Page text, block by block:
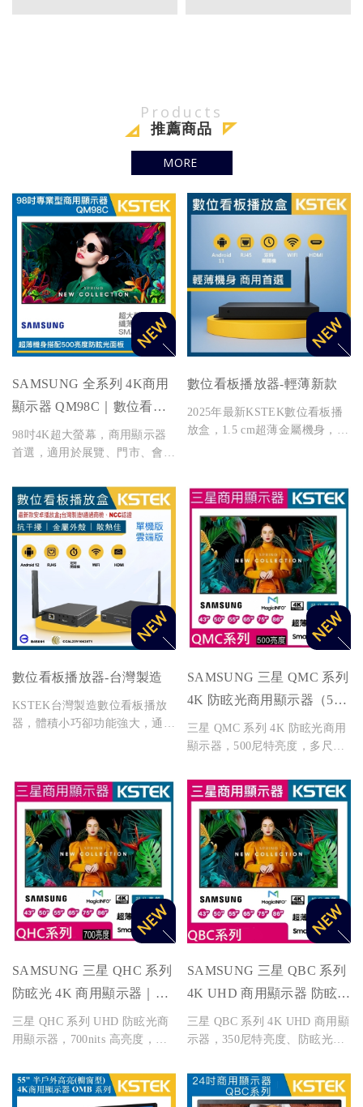
計，內建系統與喇叭，Products
推薦商品
SAMSUNG 全系列 4K商用
顯示器 QM98C｜數位看板/
展示螢幕 全台租賃與販售
98吋4K超大螢幕，商用顯示器
首選，適用於展覽、門市、會議
SMARTVIEW+功能，支援全台
租賃與販售，提供專業安裝服
務。
數位看板播放器-輕薄新款
2025年最新KSTEK數位看板播
放盒，1.5 cm超薄金屬機身，
數位看板播放器-台灣製造
KSTEK台灣製造數位看板播放
器，體積小巧卻功能強大，通過
路傳輸，適用於展覽、門市、醫
療院所、教育機構等場域。全台
提供租賃與販售服務，並附專業
安裝與技術支援。
SAMSUNG 三星 QMC 系列
4K 防眩光商用顯示器（500
亮度）
三星 QMC 系列 4K 防眩光商用
顯示器，500尼特亮度，多尺寸
覽。
SAMSUNG 三星 QHC 系列
防眩光 4K 商用顯示器｜
700nits 高亮度
三星 QHC 系列 UHD 防眩光商
用顯示器，700nits 高亮度，提
用零售、會議、展覽等多元場
景，尺寸涵蓋 43/50/55/65/75/85
SAMSUNG 三星 QBC 系列
4K UHD 商用顯示器 防眩光
350尼特亮度
三星 QBC 系列 4K UHD 商用顯
示器，350尼特亮度、防眩光設
與商業展示應用，提供43至85吋
多種尺寸選擇。
MORE